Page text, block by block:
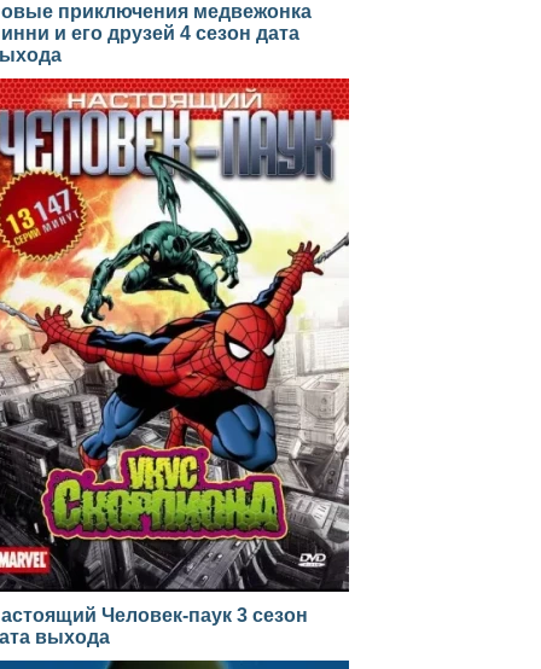
приключения медвежонка
и его друзей 4 сезон дата
Человек-паук 3 сезон
выхода